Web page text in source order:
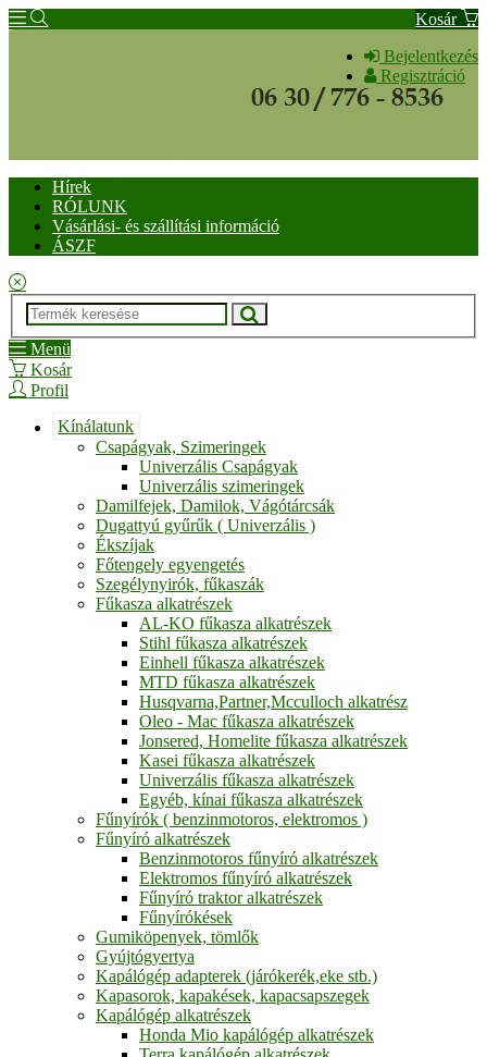
Kosár
Bejelentkezés
Regisztráció
Hírek
RÓLUNK
Vásárlási- és szállítási információ
ÁSZF
Menü
Kosár
Profil
Kínálatunk
Csapágyak, Szimeringek
Univerzális Csapágyak
Univerzális szimeringek
Damilfejek, Damilok, Vágótárcsák
Dugattyú gyűrűk ( Univerzális )
Ékszíjak
Főtengely egyengetés
Szegélynyirók, fűkaszák
Fűkasza alkatrészek
AL-KO fűkasza alkatrészek
Stihl fűkasza alkatrészek
Einhell fűkasza alkatrészek
MTD fűkasza alkatrészek
Husqvarna,Partner,Mcculloch alkatrész
Oleo - Mac fűkasza alkatrészek
Jonsered, Homelite fűkasza alkatrészek
Kasei fűkasza alkatrészek
Univerzális fűkasza alkatrészek
Egyéb, kínai fűkasza alkatrészek
Fűnyírók ( benzinmotoros, elektromos )
Fűnyíró alkatrészek
Benzinmotoros fűnyíró alkatrészek
Elektromos fűnyíró alkatrészek
Fűnyíró traktor alkatrészek
Fűnyírókések
Gumiköpenyek, tömlők
Gyújtógyertya
Kapálógép adapterek (járókerék,eke stb.)
Kapasorok, kapakések, kapacsapszegek
Kapálógép alkatrészek
Honda Mio kapálógép alkatrészek